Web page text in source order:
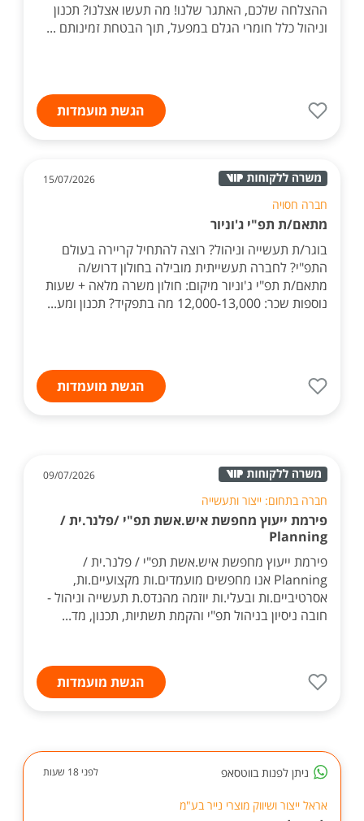
ההצלחה שלכם, האתגר שלנו! מה תעשו אצלנו? תכנון
וניהול כלל חומרי הגלם במפעל, תוך הבטחת זמינותם ...
הגשת מועמדות
15/07/2026
חברה חסויה
מתאם/ת תפ"י ג'וניור
בוגר/ת תעשייה וניהול? רוצה להתחיל קריירה בעולם
התפ"י? לחברה תעשייתית מובילה בחולון דרוש/ה
מתאם/ת תפ"י ג'וניור מיקום: חולון משרה מלאה + שעות
נוספות שכר: 12,000-13,000 מה בתפקיד? תכנון ומע...
הגשת מועמדות
09/07/2026
חברה בתחום: ייצור ותעשייה
פירמת ייעוץ מחפשת איש.אשת תפ"י /פלנר.ית /
Planning
פירמת ייעוץ מחפשת איש.אשת תפ"י / פלנר.ית /
Planning אנו מחפשים מועמדים.ות מקצועיים.ות,
אסרטיביים.ות ובעלי.ות יוזמה מהנדס.ת תעשייה וניהול -
חובה ניסיון בניהול תפ"י והקמת תשתיות, תכנון, מד...
הגשת מועמדות
ניתן לפנות בווטסאפ לפני 18 שעות
אראל ייצור ושיווק מוצרי נייר בע"מ